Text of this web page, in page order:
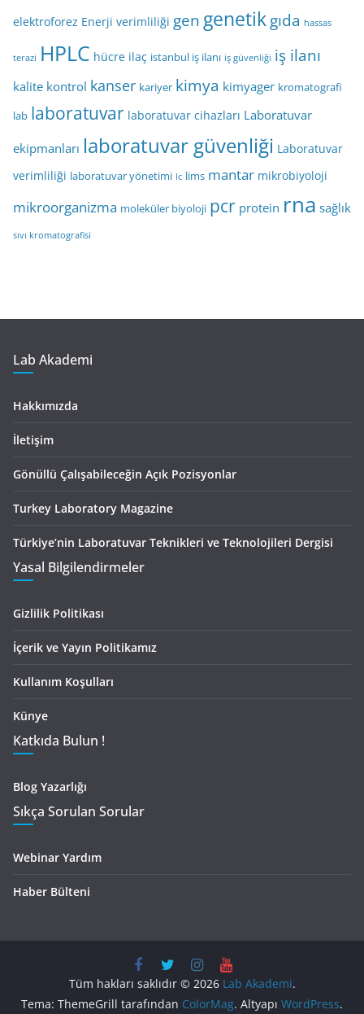
elektroforez Enerji verimliliği gen genetikgıda hassas
terazi HPLC hücre ilaç istanbul iş ilanı iş güvenliği iş ilanı
kalite kontrol kanser kariyer kimya kimyager kromatografi
lab laboratuvar laboratuvar cihazları Laboratuvar
ekipmanları laboratuvar güvenliği Laboratuvar
verimliliği laboratuvar yönetimi lc lims mantar mikrobiyoloji
mikroorganizma moleküler biyoloji pcr protein rna sağlık
sıvı kromatografisi
Lab Akademi
Hakkımızda
İletişim
Gönüllü Çalışabileceğin Açık Pozisyonlar
Turkey Laboratory Magazine
Türkiye’nin Laboratuvar Teknikleri ve Teknolojileri Dergisi
Yasal Bilgilendirmeler
Gizlilik Politikası
İçerik ve Yayın Politikamız
Kullanım Koşulları
Künye
Katkıda Bulun !
Blog Yazarlığı
Sıkça Sorulan Sorular
Webinar Yardım
Haber Bülteni
Tüm hakları saklıdır © 2026 Lab Akademi.
Tema: ThemeGrill tarafından ColorMag. Altyapı WordPress.